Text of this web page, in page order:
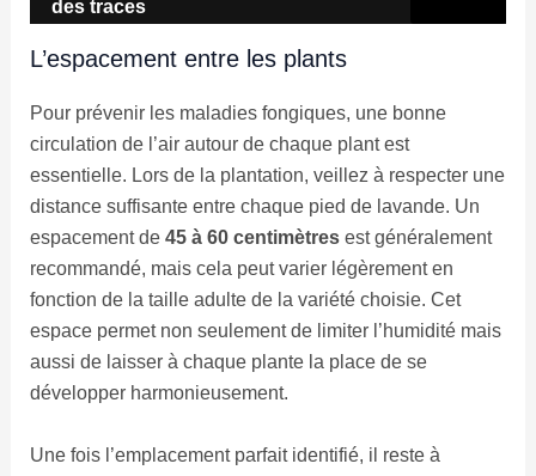
des traces
L’espacement entre les plants
Pour prévenir les maladies fongiques, une bonne
circulation de l’air autour de chaque plant est
essentielle. Lors de la plantation, veillez à respecter une
distance suffisante entre chaque pied de lavande. Un
espacement de 45 à 60 centimètresest généralement
recommandé, mais cela peut varier légèrement en
fonction de la taille adulte de la variété choisie. Cet
espace permet non seulement de limiter l’humidité mais
aussi de laisser à chaque plante la place de se
développer harmonieusement.
Une fois l’emplacement parfait identifié, il reste à